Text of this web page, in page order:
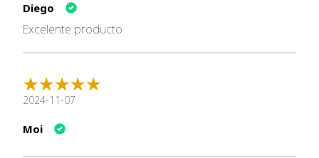
COMPONENTES:
Diego
Excelente producto
2024-11-07
Moi